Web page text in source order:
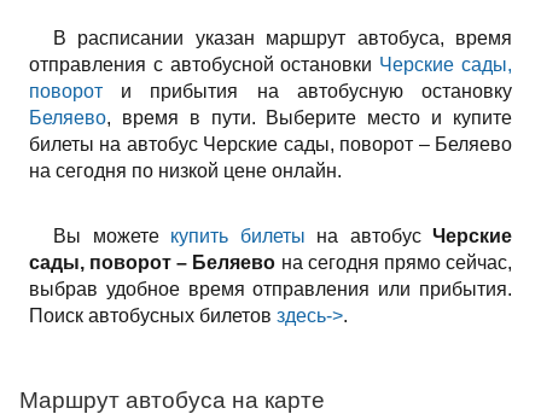
В расписании указан маршрут автобуса, время
отправления с автобусной остановки Черские сады,
поворот и прибытия на автобусную остановку
Беляево, время в пути. Выберите место и купите
билеты на автобус Черские сады, поворот – Беляево
на сегодня по низкой цене онлайн.
Вы можете купить билеты на автобус Черские
сады, поворот – Беляево на сегодня прямо сейчас,
выбрав удобное время отправления или прибытия.
Поиск автобусных билетов здесь->.
Маршрут автобуса на карте